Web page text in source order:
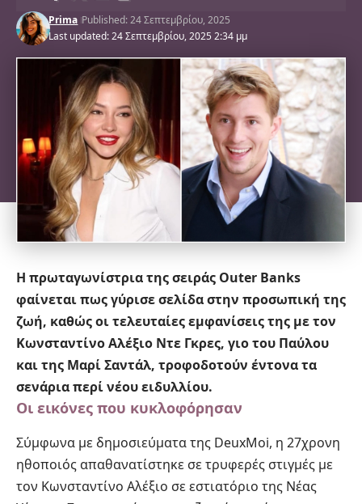
Last updated: 24 Σεπτεμβρίου, 2025 2:34 μμ
Prima Published: 24 Σεπτεμβρίου, 2025
Η πρωταγωνίστρια της σειράς Outer Banks
φαίνεται πως γύρισε σελίδα στην προσωπική της
ζωή, καθώς οι τελευταίες εμφανίσεις της με τον
Κωνσταντίνο Αλέξιο Ντε Γκρες, γιο του Παύλου
και της Μαρί Σαντάλ, τροφοδοτούν έντονα τα
σενάρια περί νέου ειδυλλίου.
Οι εικόνες που κυκλοφόρησαν
Σύμφωνα με δημοσιεύματα της DeuxMoi, η 27χρονη
ηθοποιός απαθανατίστηκε σε τρυφερές στιγμές με
τον Κωνσταντίνο Αλέξιο σε εστιατόριο της Νέας